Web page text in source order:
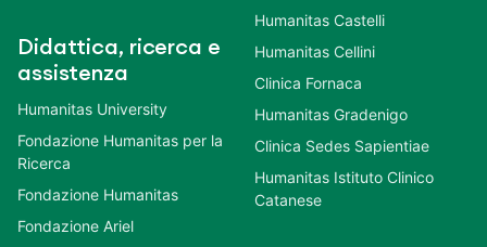
Didattica, ricerca e
assistenza
Humanitas University
Fondazione Humanitas per la
Ricerca
Fondazione Humanitas
Fondazione Ariel
Humanitas Castelli
Humanitas Cellini
Clinica Fornaca
Humanitas Gradenigo
Clinica Sedes Sapientiae
Humanitas Istituto Clinico
Catanese